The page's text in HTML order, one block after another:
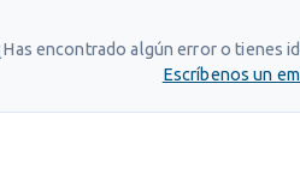
encontrado algún error o tienes
Escríbenos un